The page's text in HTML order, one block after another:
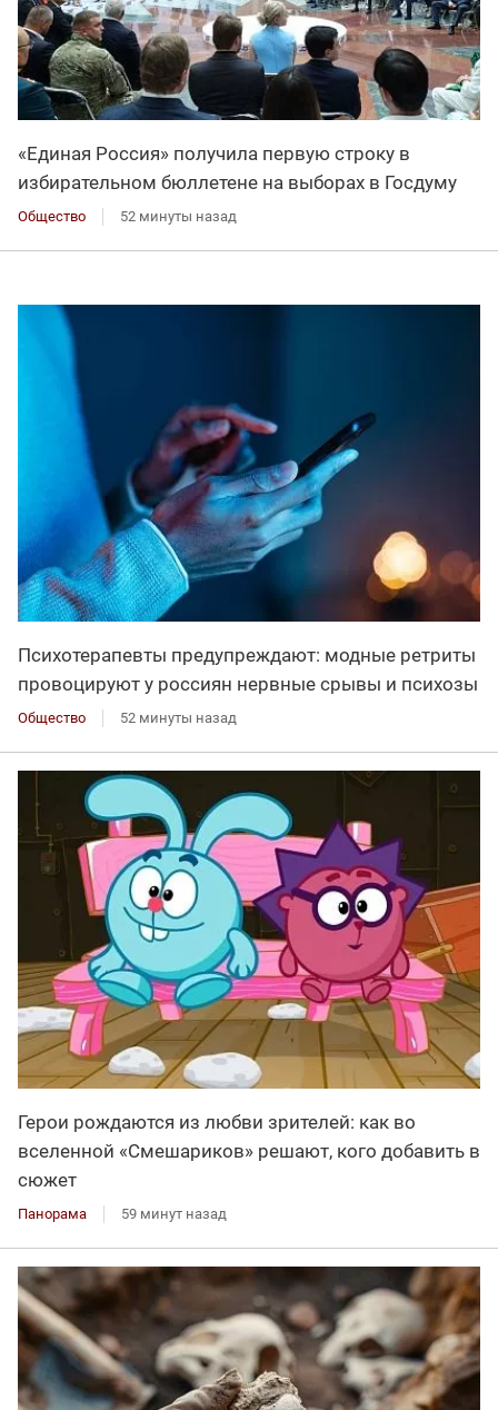
«Единая Россия» получила первую строку в
избирательном бюллетене на выборах в Госдуму
Общество 52 минуты назад
Психотерапевты предупреждают: модные ретриты
провоцируют у россиян нервные срывы и психозы
Общество 52 минуты назад
Герои рождаются из любви зрителей: как во
вселенной «Смешариков» решают, кого добавить в
сюжет
Панорама 59 минут назад